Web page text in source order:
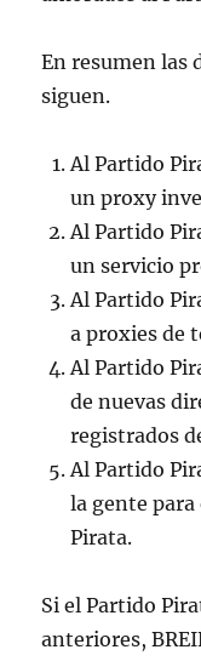
En resumen las
siguen.
Al Partido
un proxy
Al Partido
un servicio
Al Partido
a proxies de
Al Partido
de nuevas
registrados
Al Partido
la gente
Pirata.
Si el Partido
anteriores,